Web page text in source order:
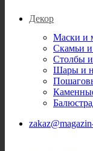
Декор
Маски и
Скамьи и
Столбы
Шары и